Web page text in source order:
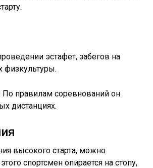
эстафет, забегов на
физкультуры.
По правилам соревнований он
дистанциях.
высокого старта, можно
спортсмен опирается на стопу,